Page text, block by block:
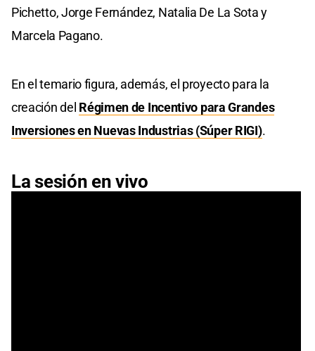
Pichetto, Jorge Fernández, Natalia De La Sota y
Marcela Pagano.
En el temario figura, además, el proyecto para la
creación del Régimen de Incentivo para Grandes
Inversiones en Nuevas Industrias (Súper RIGI).
La sesión en vivo